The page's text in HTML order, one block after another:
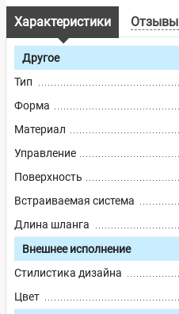
Характеристики Отзывы
Другое
Тип
Форма
Материал
Управление
Поверхность
Встраиваемая система
Длина шланга
Внешнее исполнение
Стилистика дизайна
Цвет